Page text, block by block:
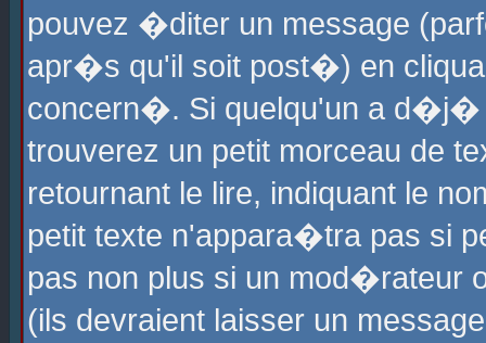
pouvez �diter un message
apr�s qu'il soit post�) en
concern�. Si quelqu'un a
trouverez un petit morceau de
retournant le lire, indiquant le
petit texte n'appara�tra pas si
pas non plus si un mod�rateur
(ils devraient laisser un